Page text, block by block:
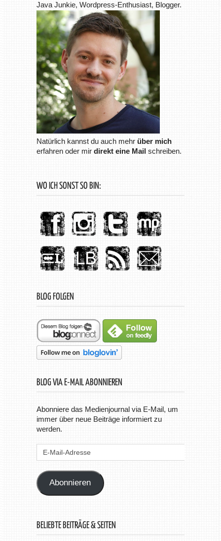
Java Junkie, Wordpress-Enthusiast, Blogger.
Natürlich kannst du auch mehr über mich
erfahren oder mir direkt eine Mailschreiben.
WO ICH SONST SO BIN:
BLOG FOLGEN
BLOG VIA E-MAIL ABONNIEREN
Abonniere das Medienjournal via E-Mail, um
immer über neue Beiträge informiert zu
werden.
Abonnieren
BELIEBTE BEITRÄGE & SEITEN